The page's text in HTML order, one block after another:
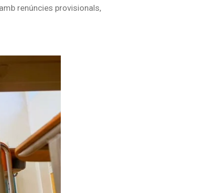
renúncies provisionals,